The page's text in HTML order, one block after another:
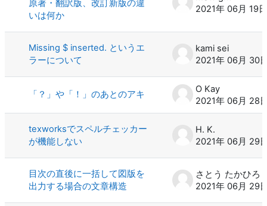
原著・翻訳版、改訂新版の違
いは何か
2021年 06月 19日
Missing $ inserted. というエ
ラーについて
kami sei
2021年 06月 30
「？」や「！」のあとのアキ
O Kay
2021年 06月 28
texworksでスペルチェッカー
が機能しない
H. K.
2021年 06月 29
目次の直後に一括して図版を
出力する場合の文章構造
さとう たかひろ
2021年 06月 29